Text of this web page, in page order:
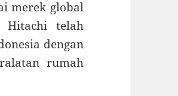
merek global
Hitachi telah
dengan
rumah